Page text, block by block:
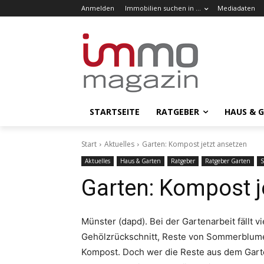
Anmelden Immobilien suchen in … Mediadaten
STARTSEITE RATGEBER HAUS &
Start Aktuelles Garten: Kompost jetzt ansetzen
Aktuelles Haus & Garten Ratgeber Ratgeber Garten
Garten: Kompost
Münster (dapd). Bei der Gartenarbeit fällt
Gehölzrückschnitt, Reste von
Kompost. Doch wer die Reste aus dem